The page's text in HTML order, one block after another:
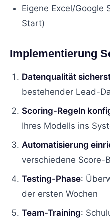
Eigene Excel/Google
Start)
Implementierung
Datenqualität
bestehender Lead-
Scoring-Regeln
Ihres Modells ins
Automatisierung
verschiedene Score-
Testing-Phase:
der ersten Wochen
Team-Training: